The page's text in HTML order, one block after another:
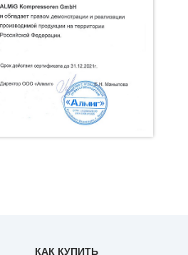
КАК КУПИТЬ